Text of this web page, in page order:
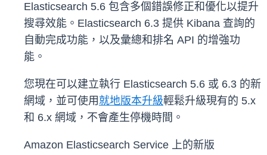
Elasticsearch 5.6 包含多個錯誤修正和優化以提升
搜尋效能。Elasticsearch 6.3 提供 Kibana 查詢的
自動完成功能，以及彙總和排名 API 的增強功
能。
您現在可以建立執行 Elasticsearch 5.6 或 6.3 的新
網域，並可使用 就地版本升級輕鬆升級現有的 5.x
和 6.x 網域，不會產生停機時間。
Amazon Elasticsearch Service 上的新版